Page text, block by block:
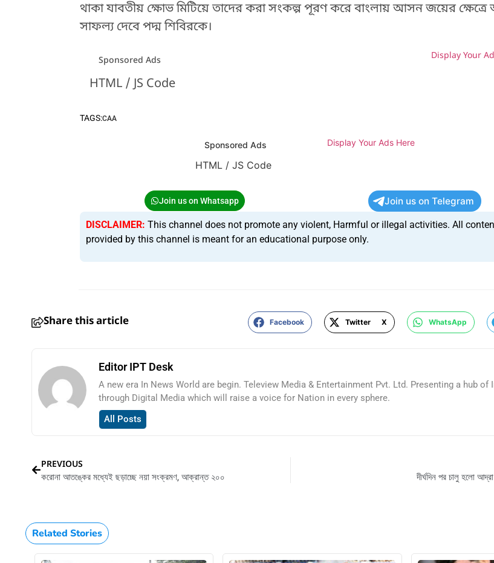
থাকা যাবতীয় ক্ষোভ মিটিয়ে তাদের করা সংকল্প পূরণ করে বাংলায় আসন জয়ের ক্ষেত্রে
সাফল্য দেবে পদ্ম শিবিরকে।
Sponsored Ads Display Your
HTML / JS Code
TAGS:CAA
Sponsored Ads Display Your Ads Here
HTML / JS Code
Join us on Whatsapp Join us on Telegram
DISCLAIMER: This channel does not promote any violent, Harmful or illegal activities. All
provided by this channel is meant for an educational purpose only.
Share this article Facebook Twitter X WhatsApp
Editor IPT Desk
A new era In News World are begin. Teleview Media & Entertainment Pvt. Ltd. Presenting a hub of
through Digital Media which will raise a voice for Nation in every sphere.
All Posts
PREVIOUS
করোনা আতঙ্কের মধ্যেই ছড়াচ্ছে নয়া সংক্রমণ, আক্রান্ত ২০০ দীর্ঘদিন পর চালু হলো
HTML / JS Code
Related Stories